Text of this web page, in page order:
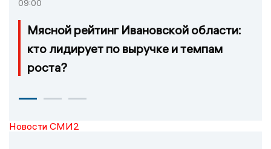
09:00
Мясной рейтинг Ивановской области:
кто лидирует по выручке и темпам
роста?
Новости СМИ2